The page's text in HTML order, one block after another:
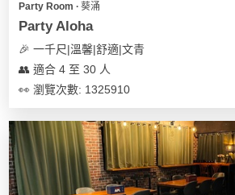
遊
租
Party Room ∙ 葵涌
Party Aloha
🎉 一千尺|溫馨|舒適|文青
👥 適合 4 至 30 人
👀 瀏覽次數: 1325910